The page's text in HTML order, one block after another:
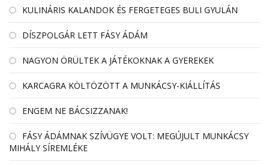
KULINÁRIS KALANDOK ÉS FERGETEGES BULI GYULÁN
DÍSZPOLGÁR LETT FÁSY ÁDÁM
NAGYON ÖRÜLTEK A JÁTÉKOKNAK A GYEREKEK
KARCAGRA KÖLTÖZÖTT A MUNKÁCSY-KIÁLLÍTÁS
ENGEM NE BÁCSIZZANAK!
FÁSY ÁDÁMNAK SZÍVÜGYE VOLT: MEGÚJULT MUNKÁCSY
MIHÁLY SÍREMLÉKE